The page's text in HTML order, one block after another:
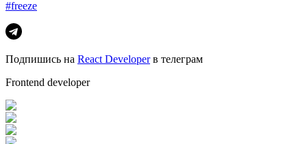
#freeze
Подпишись на React Developerв телеграм
Frontend developer